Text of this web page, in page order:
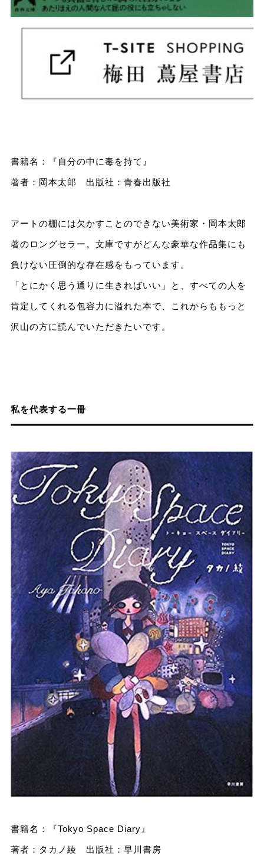
書籍名：『自分の中に毒を持て』
著者：岡本太郎 出版社：青春出版社
アートの棚には欠かすことのできない美術家・岡本太郎
著のロングセラー。文庫ですがどんな豪華な作品集にも
負けない圧倒的な存在感をもっています。
「とにかく思う通りに生きればいい」と、すべての人を
肯定してくれる包容力に溢れた本で、これからももっと
沢山の方に読んでいただきたいです。
私を代表する一冊
書籍名：『Tokyo Space Diary』
著者：タカノ綾 出版社：早川書房